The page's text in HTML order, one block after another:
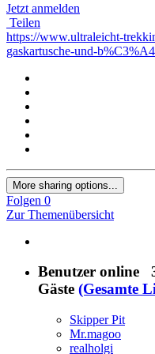
Jetzt anmelden
Teilen
https://www.ultraleicht-
gaskartusche-und-
More sharing options...
Folgen 0
Zur Themenübersicht
Benutzer online
Gäste (Gesamte
Skipper Pit
Mr.magoo
realholgi